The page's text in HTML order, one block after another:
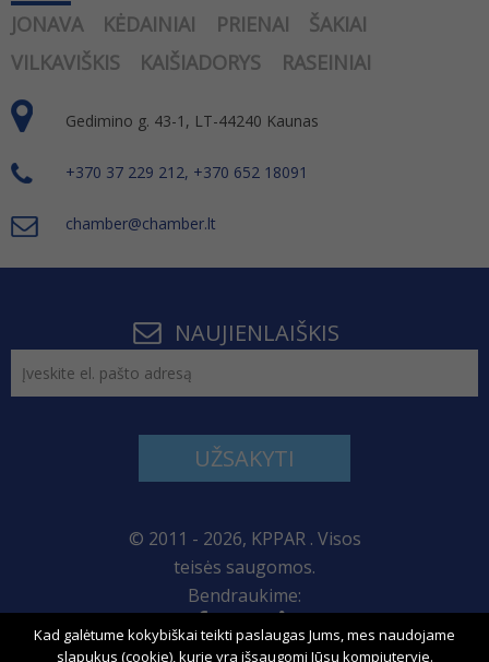
JONAVA
KĖDAINIAI PRIENAI
ŠAKIAI
VILKAVIŠKIS
KAIŠIADORYS RASEINIAI
Gedimino g. 43-1, LT-44240 Kaunas
+370 37 229 212, +370 652 18091
chamber@chamber.lt
NAUJIENLAIŠKIS
UŽSAKYTI
© 2011 - 2026, KPPAR . Visos
teisės saugomos.
Bendraukime:
Svetainės žemėlapis
Kad galėtume kokybiškai teikti paslaugas Jums, mes naudojame
slapukus (cookie), kurie yra išsaugomi Jūsų kompiuteryje.